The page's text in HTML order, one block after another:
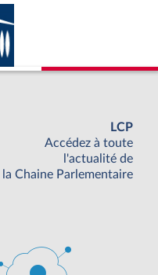
LCP
Accédez à toute
l'actualité de
la Chaine Parlementaire